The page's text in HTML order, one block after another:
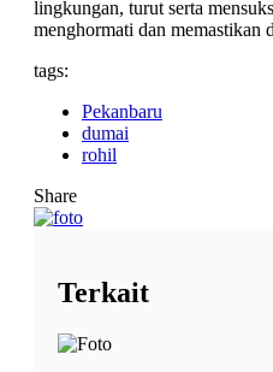
lingkungan, turut serta
menghormati dan
tags:
Pekanbaru
dumai
rohil
Share
Terkait